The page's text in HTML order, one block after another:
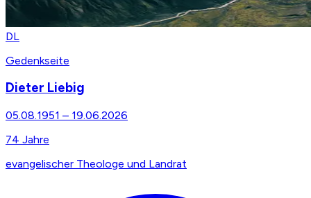
DL
Gedenkseite
Dieter Liebig
05.08.1951 – 19.06.2026
74 Jahre
evangelischer Theologe und Landrat